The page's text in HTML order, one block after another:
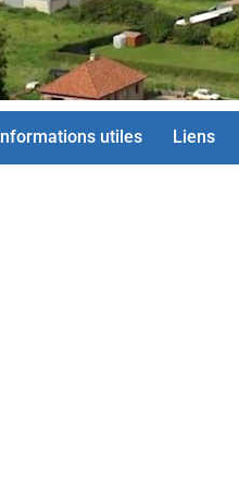
Informations utiles Liens